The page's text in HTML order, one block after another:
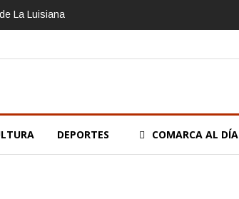
La Luisiana
DEPORTES COMARCA AL DÍA